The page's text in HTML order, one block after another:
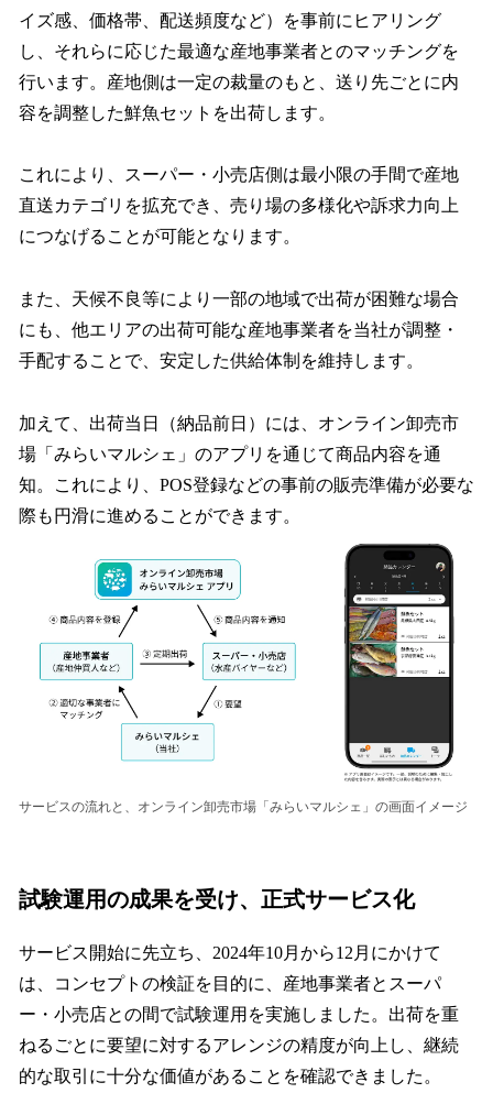
イズ感、価格帯、配送頻度など）を事前にヒアリング
し、それらに応じた最適な産地事業者とのマッチングを
⾏います。産地側は⼀定の裁量のもと、送り先ごとに内
容を調整した鮮⿂セットを出荷します。
これにより、スーパー・小売店側は最⼩限の⼿間で産地
直送カテゴリを拡充でき、売り場の多様化や訴求⼒向上
につなげることが可能となります。
また、天候不良等により⼀部の地域で出荷が困難な場合
にも、他エリアの出荷可能な産地事業者を当社が調整・
⼿配することで、安定した供給体制を維持します。
加えて、出荷当⽇（納品前⽇）には、オンライン卸売市
場「みらいマルシェ」のアプリを通じて商品内容を通
知。これにより、POS登録などの事前の販売準備が必要な
際も円滑に進めることができます。
サービスの流れと、オンライン卸売市場「みらいマルシェ」の画⾯イメージ
試験運⽤の成果を受け、正式サービス化
サービス開始に先⽴ち、2024年10⽉から12⽉にかけて
は、コンセプトの検証を⽬的に、産地事業者とスーパ
ー・⼩売店との間で試験運⽤を実施しました。出荷を重
ねるごとに要望に対するアレンジの精度が向上し、継続
的な取引に⼗分な価値があることを確認できました。